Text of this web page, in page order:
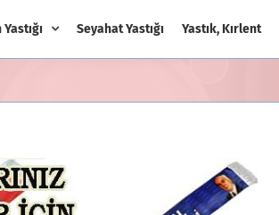
Seyahat Yastığı Yastık, Kırlent